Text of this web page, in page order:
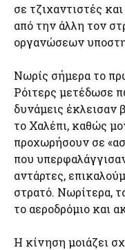
σε τζιχαντιστές
από την άλλη τον
οργανώσεων
Νωρίς σήμερα το
Ρόιτερς μετέδωσε
δυνάμεις έκλεισαν
το Χαλέπι, καθώς
προχωρήσουν σε
που
αντάρτες,
στρατό. Νωρίτερα,
το αεροδρόμιο και
Η κίνηση μοιάζει